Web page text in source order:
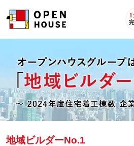
地域ビルダーNo.1